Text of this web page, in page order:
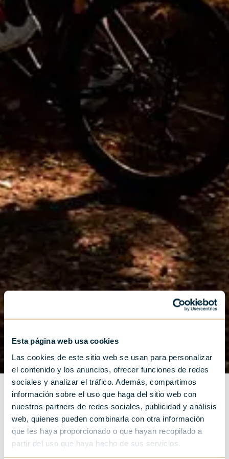
Esta página web usa cookies
Las cookies de este sitio web se usan para personalizar
el contenido y los anuncios, ofrecer funciones de redes
sociales y analizar el tráfico. Además, compartimos
información sobre el uso que haga del sitio web con
nuestros partners de redes sociales, publicidad y análisis
web, quienes pueden combinarla con otra información
que les haya proporcionado o que hayan recopilado a
partir del uso que haya hecho de sus servicios.
“La vida es como andar en